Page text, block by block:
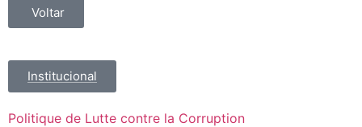
Voltar
Institucional
Politique de Lutte contre la Corruption